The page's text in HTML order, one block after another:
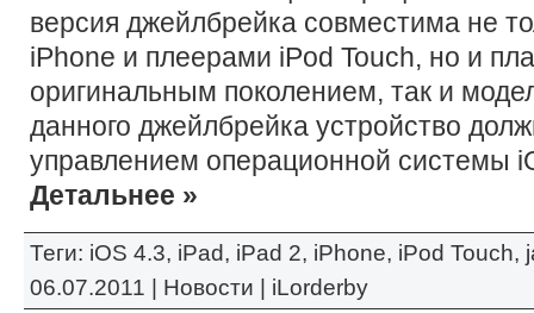
версия джейлбрейка совместима не
iPhone и плеерами iPod Touch, но и
оригинальным поколением, так и
данного джейлбрейка устройство
управлением операционной системы
Детальнее »
Теги: iOS 4.3, iPad, iPad 2, iPhone, iPod Touch,
06.07.2011 | Новости iLorderby